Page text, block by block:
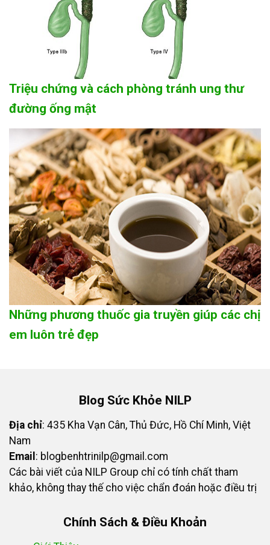
Triệu chứng và cách phòng tránh ung thư
đường ống mật
Những phương thuốc gia truyền giúp các chị
em luôn trẻ đẹp
Blog Sức Khỏe NILP
Địa chỉ: 435 Kha Vạn Cân, Thủ Đức, Hồ Chí Minh, Việt
Nam
Email : blogbenhtrinilp@gmail.com
Các bài viết của NILP Group chỉ có tính chất tham
khảo, không thay thế cho việc chẩn đoán hoặc điều trị
Chính Sách & Điều Khoản